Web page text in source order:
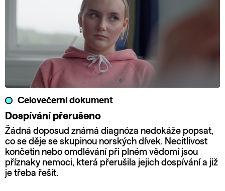
Celovečerní dokument
Dospívání přerušeno
Žádná doposud známá diagnóza nedokáže popsat,
co se děje se skupinou norských dívek. Necitlivost
končetin nebo omdlévání při plném vědomí jsou
příznaky nemoci, která přerušila jejich dospívání a již
je třeba řešit.